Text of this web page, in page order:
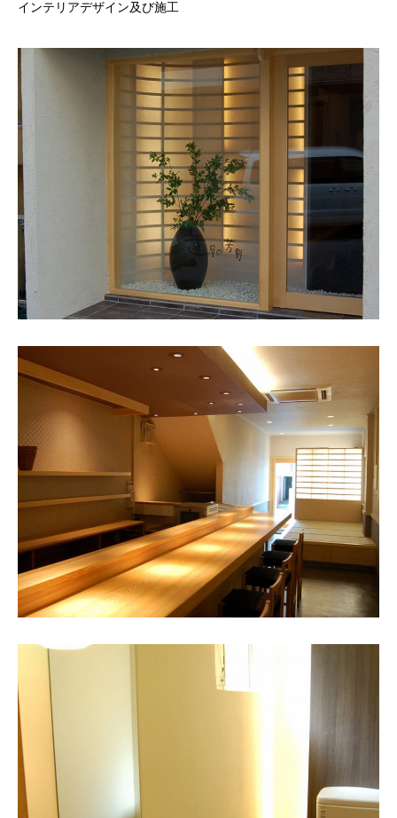
インテリアデザイン及び施工